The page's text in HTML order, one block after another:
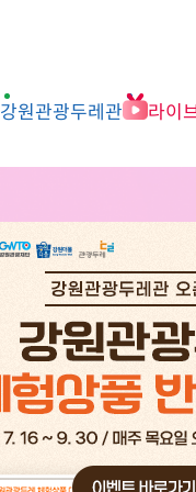
강원관광두레관 라이